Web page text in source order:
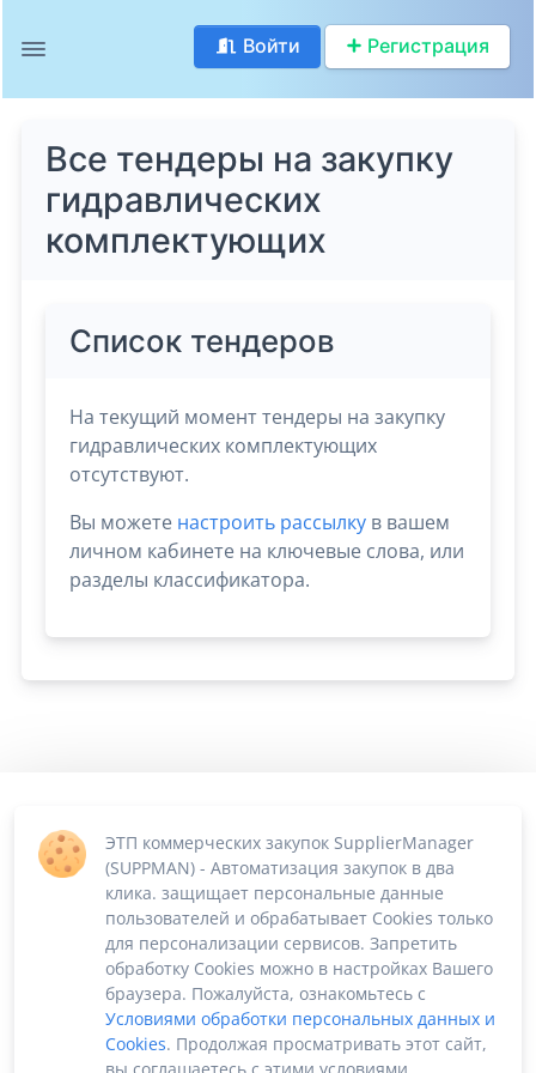
Войти Регистрация
Все тендеры на закупку
гидравлических
комплектующих
Список тендеров
На текущий момент тендеры на закупку
гидравлических комплектующих
отсутствуют.
Вы можете настроить рассылку в вашем
личном кабинете на ключевые слова, или
разделы классификатора.
ЭТП коммерческих закупок SupplierManager
(SUPPMAN) - Автоматизация закупок в два
клика. защищает персональные данные
пользователей и обрабатывает Cookies только
для персонализации сервисов. Запретить
обработку Cookies можно в настройках Вашего
браузера. Пожалуйста, ознакомьтесь с
Условиями обработки персональных данных и
Cookies. Продолжая просматривать этот сайт,